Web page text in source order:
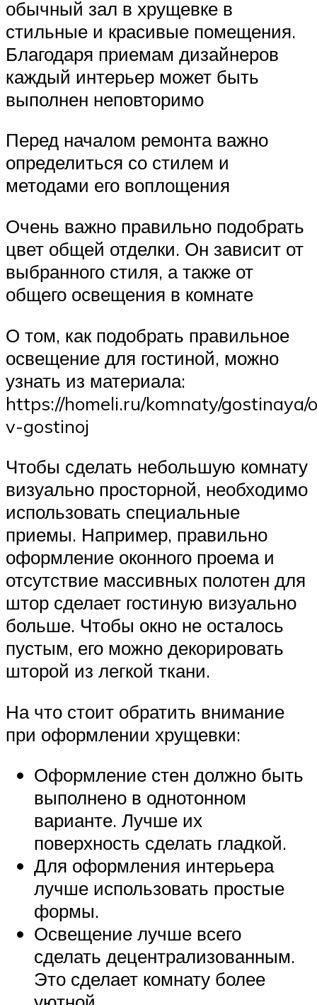
обычный зал в хрущевке в
стильные и красивые помещения.
Благодаря приемам дизайнеров
каждый интерьер может быть
выполнен неповторимо
Перед началом ремонта важно
определиться со стилем и
методами его воплощения
Очень важно правильно подобрать
цвет общей отделки. Он зависит от
выбранного стиля, а также от
общего освещения в комнате
О том, как подобрать правильное
освещение для гостиной, можно
узнать из материала:
https://homeli.ru/komnaty/gostinaya/
v-gostinoj
Чтобы сделать небольшую комнату
визуально просторной, необходимо
использовать специальные
приемы. Например, правильно
оформление оконного проема и
отсутствие массивных полотен для
штор сделает гостиную визуально
больше. Чтобы окно не осталось
пустым, его можно декорировать
шторой из легкой ткани.
На что стоит обратить внимание
при оформлении хрущевки:
Оформление стен должно быть
выполнено в однотонном
варианте. Лучше их
поверхность сделать гладкой.
Для оформления интерьера
лучше использовать простые
формы.
Освещение лучше всего
сделать децентрализованным.
Это сделает комнату более